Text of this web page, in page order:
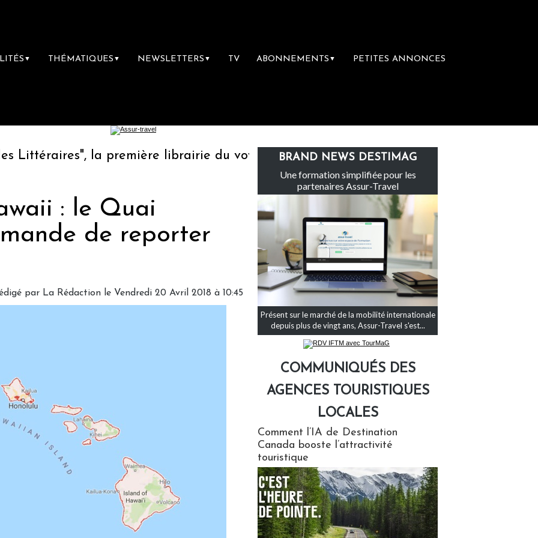
▼ THÉMATIQUES ▼ NEWSLETTERS ▼ TV ABONNEMENTS ▼ PETITES ANNONCES
la première librairie du voyage Le groupe Sainte-Claire rachète Eden Tour
: le Quai
de reporter
par La Rédaction le Vendredi 20 Avril 2018 à 10:45
BRAND NEWS DESTIMAG
Une formation simplifiée pour les
partenaires Assur-Travel
Présent sur le marché de la mobilité internationale
depuis plus de vingt ans, Assur-Travel s'est...
COMMUNIQUÉS DES
AGENCES TOURISTIQUES
LOCALES
Comment l’IA de Destination
Canada booste l’attractivité
touristique